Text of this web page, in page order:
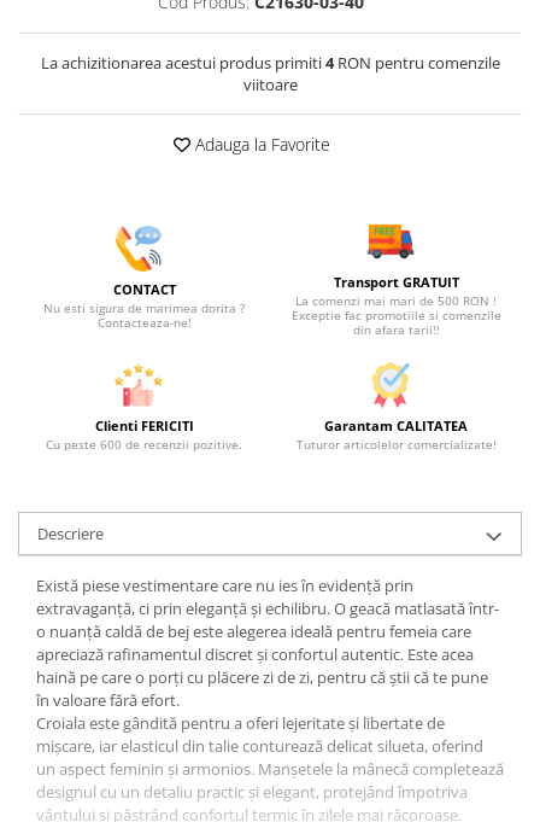
La achizitionarea acestui produs primiti4RON pentru comenzile
viitoare
Adauga la Favorite
CONTACT
Nu esti sigura de marimea dorita ?
Contacteaza-ne!
Transport GRATUIT
La comenzi mai mari de 500 RON !
Exceptie fac promotiile si comenzile
din afara tarii!!
Clienti FERICITI
Cu peste 600 de recenzii pozitive.
Garantam CALITATEA
Tuturor articolelor comercializate!
Descriere
Există piese vestimentare care nu ies în evidență prin
extravaganță, ci prin eleganță și echilibru. O geacă matlasată într-
o nuanță caldă de bej este alegerea ideală pentru femeia care
apreciază rafinamentul discret și confortul autentic. Este acea
haină pe care o porți cu plăcere zi de zi, pentru că știi că te pune
în valoare fără efort.
Croiala este gândită pentru a oferi lejeritate și libertate de
mișcare, iar elasticul din talie conturează delicat silueta, oferind
un aspect feminin și armonios. Manșetele la mânecă completează
designul cu un detaliu practic și elegant, protejând împotriva
vântului și păstrând confortul termic în zilele mai răcoroase.